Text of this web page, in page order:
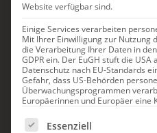
Website verfügbar sind.
Einige Services verarbeiten
Mit Ihrer Einwilligung zur Nutzung
die Verarbeitung Ihrer Daten in
GDPR ein. Der EuGH stuft die
Datenschutz nach EU-Standards
Gefahr, dass US-Behörden
Überwachungsprogrammen
Europäerinnen und Europäer eine
Es folgt eine Liste der
Essenziell